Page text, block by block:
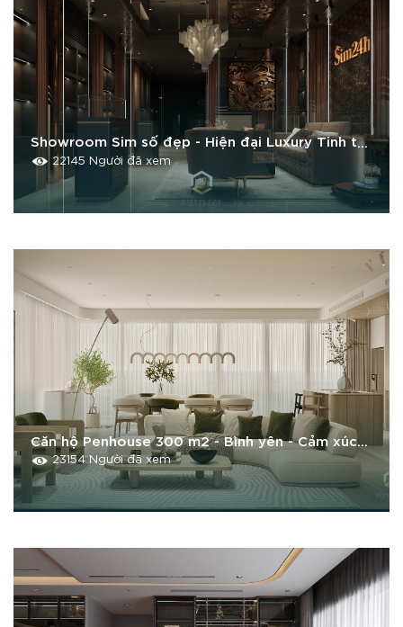
Showroom Sim số đẹp - Hiện đại Luxury Tinh tế
- Đẳng cấp
22145 Người đã xem
Căn hộ Penhouse 300 m2 - Bình yên - Cảm xúc &
Thân thuộc
23154 Người đã xem